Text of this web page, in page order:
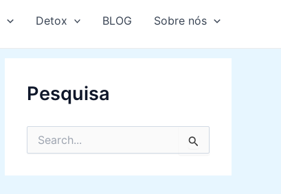
Detox BLOG Sobre nós
Pesquisa
r